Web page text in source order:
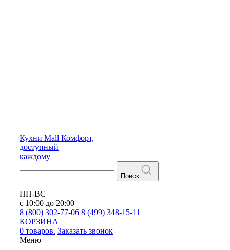
Кухни Mall Комфорт,
доступный
каждому
Поиск
ПН-ВС
с 10:00 до 20:00
8 (800) 302-77-06 8 (499) 348-15-11
КОРЗИНА
0 товаров. Заказать звонок
Меню